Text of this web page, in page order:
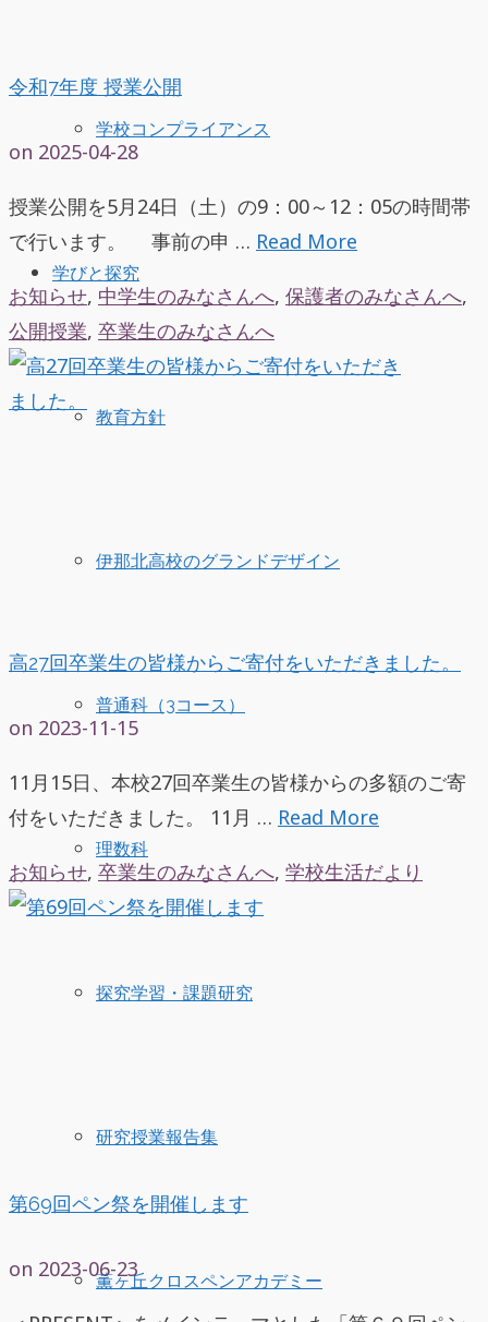
学校コンプライアンス
学びと探究
教育方針
伊那北高校のグランドデザイン
普通科（3コース）
理数科
探究学習・課題研究
研究授業報告集
薫ヶ丘クロスペンアカデミー
令和7年度 授業公開
on 2025-04-28
授業公開を5月24日（土）の9：00～12：05の時間帯
で行います。 事前の申 … Read More
お知らせ, 中学生のみなさんへ, 保護者のみなさんへ,
公開授業, 卒業生のみなさんへ
高27回卒業生の皆様からご寄付をいただきました。
on 2023-11-15
11月15日、本校27回卒業生の皆様からの多額のご寄
付をいただきました。 11月 … Read More
お知らせ, 卒業生のみなさんへ, 学校生活だより
第69回ペン祭を開催します
on 2023-06-23